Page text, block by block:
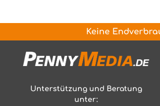
Keine
Unterstützung und Beratung
unter: